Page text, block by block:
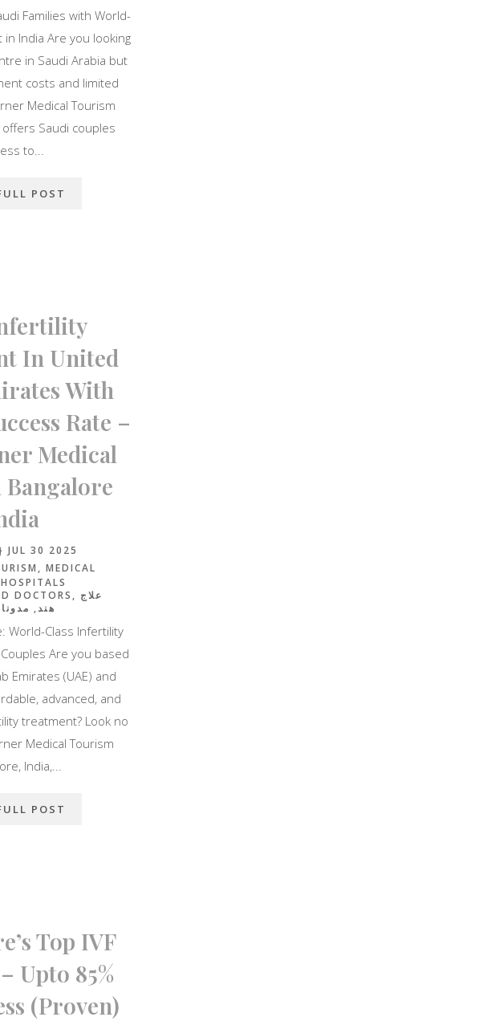
Families with World-
in India Are you looking
in Saudi Arabia but
costs and limited
Medical Tourism
offers Saudi couples
to...
POST
In United
With
Rate –
Medical
JUL 30 2025
MEDICAL
DOCTORS
علاج
هند
World-Class Infertility
Are you based
Emirates (UAE) and
advanced, and
treatment? Look no
Medical Tourism
India,...
POST
Top IVF
Upto 85%
(Proven)